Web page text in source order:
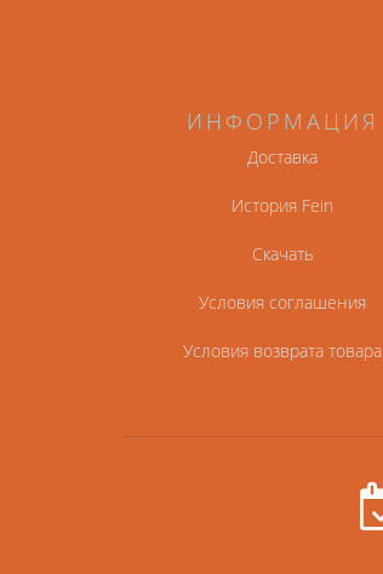
ИНФОРМАЦИЯ
Доставка
История Fein
Скачать
Условия соглашения
Условия возврата товара